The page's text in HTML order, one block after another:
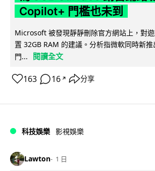
Copilot+ 門檻也未到
Microsoft 被發現靜靜刪除官方網站上，對
置 32GB RAM 的建議。分析指微軟同時新推
門...
閱讀全文
163 16 ↗ 分享
科技娛樂 影視娛樂
Lawton 1 日